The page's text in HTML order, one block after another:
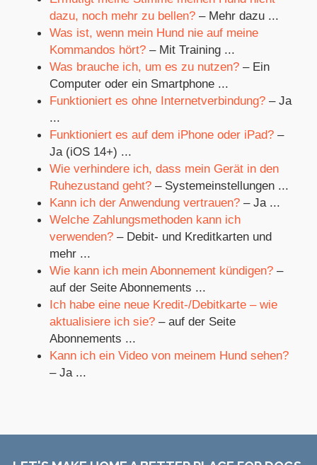
dazu, noch mehr zu bellen? – Mehr dazu ...
Was ist, wenn mein Hund nie auf meine
Kommandos hört? – Mit Training ...
Was brauche ich, um es zu nutzen? – Ein
Computer oder ein Smartphone ...
Funktioniert es ohne Internetverbindung? – Ja
...
Funktioniert es auf dem iPhone oder iPad? –
Ja (iOS 14+) ...
Wie verhindere ich, dass mein Gerät in den
Ruhezustand geht? – Systemeinstellungen ...
Kann ich der Anwendung vertrauen? – Ja ...
Welche Zahlungsmethoden kann ich
verwenden? – Debit- und Kreditkarten und
mehr ...
Wie kann ich mein Abonnement kündigen? –
auf der Seite Abonnements ...
Ich habe eine neue Kredit-/Debitkarte – wie
aktualisiere ich sie? – auf der Seite
Abonnements ...
Kann ich ein Video von meinem Hund sehen?
– Ja ...